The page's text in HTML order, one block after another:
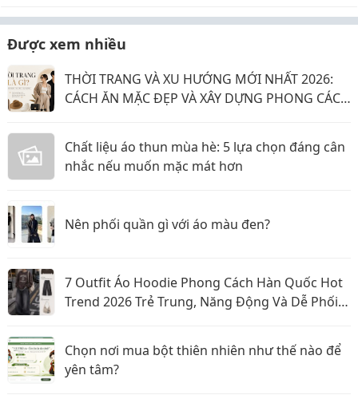
Được xem nhiều
THỜI TRANG VÀ XU HƯỚNG MỚI NHẤT 2026:
CÁCH ĂN MẶC ĐẸP VÀ XÂY DỰNG PHONG CÁCH
Chất liệu áo thun mùa hè: 5 lựa chọn đáng cân
nhắc nếu muốn mặc mát hơn
Nên phối quần gì với áo màu đen?
7 Outfit Áo Hoodie Phong Cách Hàn Quốc Hot
Trend 2026 Trẻ Trung, Năng Động Và Dễ Phối
Chọn nơi mua bột thiên nhiên như thế nào để
yên tâm?